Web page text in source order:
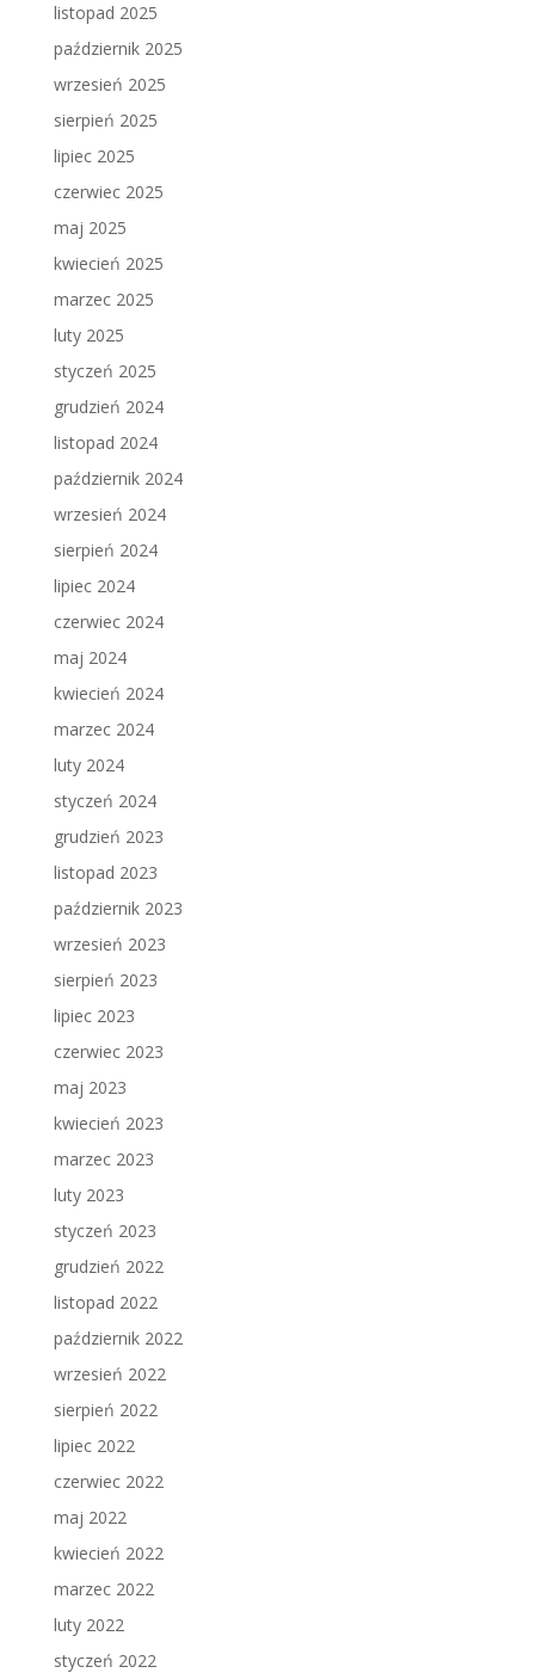
listopad 2025
październik 2025
wrzesień 2025
sierpień 2025
lipiec 2025
czerwiec 2025
maj 2025
kwiecień 2025
marzec 2025
luty 2025
styczeń 2025
grudzień 2024
listopad 2024
październik 2024
wrzesień 2024
sierpień 2024
lipiec 2024
czerwiec 2024
maj 2024
kwiecień 2024
marzec 2024
luty 2024
styczeń 2024
grudzień 2023
listopad 2023
październik 2023
wrzesień 2023
sierpień 2023
lipiec 2023
czerwiec 2023
maj 2023
kwiecień 2023
marzec 2023
luty 2023
styczeń 2023
grudzień 2022
listopad 2022
październik 2022
wrzesień 2022
sierpień 2022
lipiec 2022
czerwiec 2022
maj 2022
kwiecień 2022
marzec 2022
luty 2022
styczeń 2022